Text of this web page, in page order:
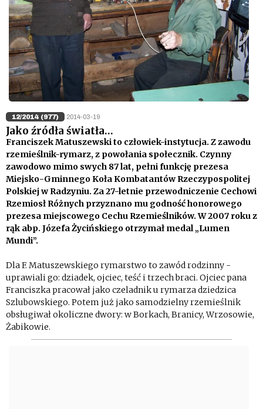
12/2014 (977) 2014-03-19
Jako źródła światła…
Franciszek Matuszewski to człowiek-instytucja. Z zawodu
rzemieślnik-rymarz, z powołania społecznik. Czynny
zawodowo mimo swych 87 lat, pełni funkcję prezesa
Miejsko-Gminnego Koła Kombatantów Rzeczypospolitej
Polskiej w Radzyniu. Za 27-letnie przewodniczenie Cechowi
Rzemiosł Różnych przyznano mu godność honorowego
prezesa miejscowego Cechu Rzemieślników. W 2007 roku z
rąk abp. Józefa Życińskiego otrzymał medal „Lumen
Mundi”.
Dla F. Matuszewskiego rymarstwo to zawód rodzinny -
uprawiali go: dziadek, ojciec, teść i trzech braci. Ojciec pana
Franciszka pracował jako czeladnik u rymarza dziedzica
Szlubowskiego. Potem już jako samodzielny rzemieślnik
obsługiwał okoliczne dwory: w Borkach, Branicy, Wrzosowie,
Żabikowie.